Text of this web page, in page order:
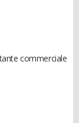
commerciale